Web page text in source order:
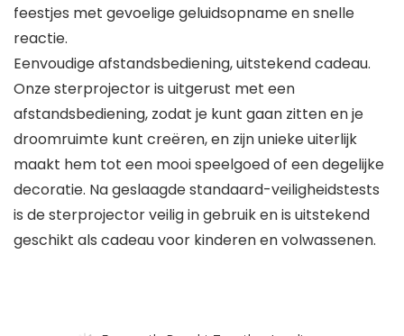
feestjes met gevoelige geluidsopname en snelle
reactie.
Eenvoudige afstandsbediening, uitstekend cadeau.
Onze sterprojector is uitgerust met een
afstandsbediening, zodat je kunt gaan zitten en je
droomruimte kunt creëren, en zijn unieke uiterlijk
maakt hem tot een mooi speelgoed of een degelijke
decoratie. Na geslaagde standaard-veiligheidstests
is de sterprojector veilig in gebruik en is uitstekend
geschikt als cadeau voor kinderen en volwassenen.